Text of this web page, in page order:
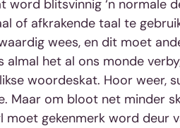
word blitsvinnig ‘n normale
of afkrakende taal te
wees, en dit moet
almal het al ons monde
woordeskat. Hoor weer,
Maar om bloot net minder
moet gekenmerk word deur